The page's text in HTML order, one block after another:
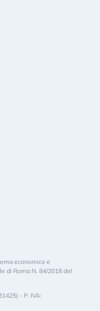
economico e
di Roma N. 84/2018 del
- P. IVA: